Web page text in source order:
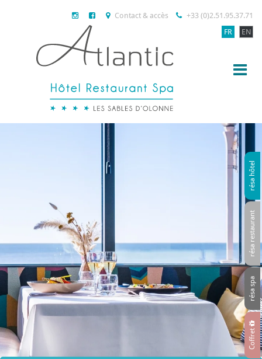
Coffret
résa spa
résa restaurant
résa hôtel
Contact & accès
+33 (0)2.51.95.37.71
FR
EN